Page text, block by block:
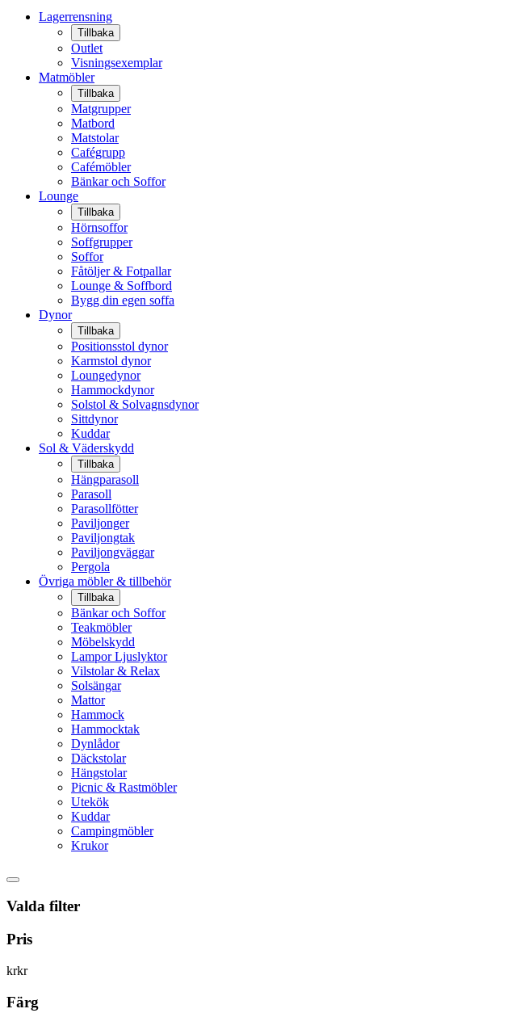
Lagerrensning
Tillbaka
Outlet
Visningsexemplar
Matmöbler
Tillbaka
Matgrupper
Matbord
Matstolar
Cafégrupp
Cafémöbler
Bänkar och Soffor
Lounge
Tillbaka
Hörnsoffor
Soffgrupper
Soffor
Fåtöljer & Fotpallar
Lounge & Soffbord
Bygg din egen soffa
Dynor
Tillbaka
Positionsstol dynor
Karmstol dynor
Loungedynor
Hammockdynor
Solstol & Solvagnsdynor
Sittdynor
Kuddar
Sol & Väderskydd
Tillbaka
Hängparasoll
Parasoll
Parasollfötter
Paviljonger
Paviljongtak
Paviljongväggar
Pergola
Övriga möbler & tillbehör
Tillbaka
Bänkar och Soffor
Teakmöbler
Möbelskydd
Lampor Ljuslyktor
Vilstolar & Relax
Solsängar
Mattor
Hammock
Hammocktak
Dynlådor
Däckstolar
Hängstolar
Picnic & Rastmöbler
Utekök
Kuddar
Campingmöbler
Krukor
Valda filter
Pris
krkr
Färg